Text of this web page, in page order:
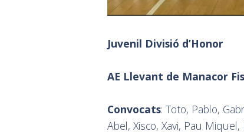
Juvenil Divisió d’Honor
AE Llevant de Manacor
Convocats: Toto, Pablo,
Abel, Xisco, Xavi, Pau Miquel,